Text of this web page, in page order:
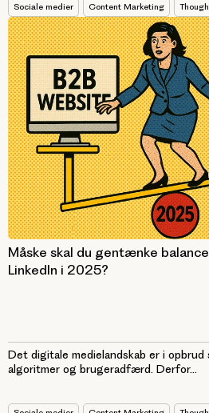
Sociale medier Content Marketing
Måske skal du gentænke
LinkedIn i 2025?
Det digitale medielandskab er i
algoritmer og brugeradfærd. Derfor...